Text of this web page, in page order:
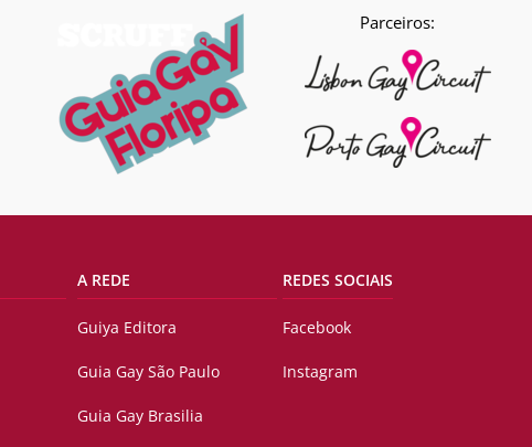
Parceiros:
A REDE
Guiya Editora
Guia Gay São Paulo
Guia Gay Brasilia
REDES SOCIAIS
Facebook
Instagram